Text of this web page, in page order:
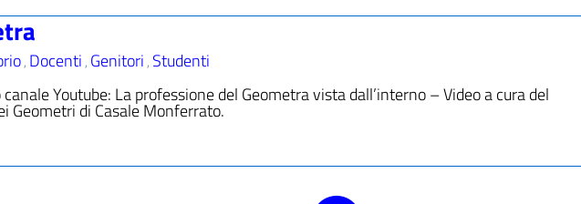
, Docenti, Genitori, Studenti
Youtube: La professione del Geometra vista dall’interno – Video a cura del
Geometri di Casale Monferrato.